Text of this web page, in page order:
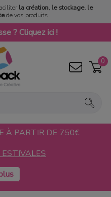
la création, le stockage, le
de vos produits
? Cliquez ici !
0
À PARTIR DE 750€